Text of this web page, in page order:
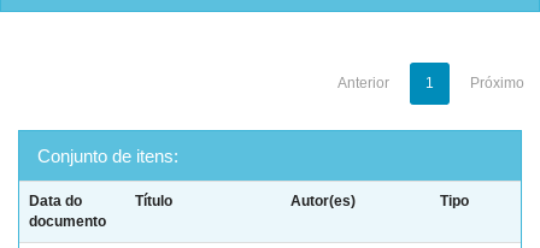
Anterior 1 Próximo
Conjunto de itens:
Data do
documento
Título Autor(es) Tipo